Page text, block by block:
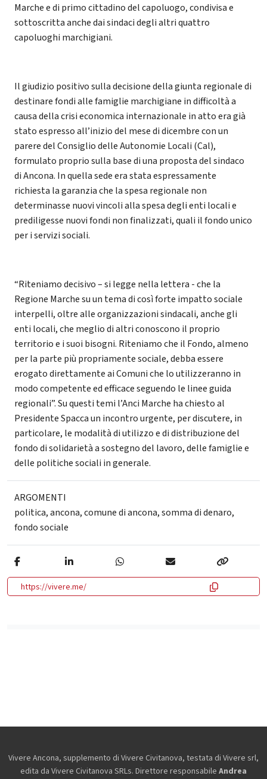
Marche e di primo cittadino del capoluogo, condivisa e
sottoscritta anche dai sindaci degli altri quattro
capoluoghi marchigiani.
Il giudizio positivo sulla decisione della giunta regionale di
destinare fondi alle famiglie marchigiane in difficoltà a
causa della crisi economica internazionale in atto era già
stato espresso all’inizio del mese di dicembre con un
parere del Consiglio delle Autonomie Locali (Cal),
formulato proprio sulla base di una proposta del sindaco
di Ancona. In quella sede era stata espressamente
richiesta la garanzia che la spesa regionale non
determinasse nuovi vincoli alla spesa degli enti locali e
prediligesse nuovi fondi non finalizzati, quali il fondo unico
per i servizi sociali.
“Riteniamo decisivo – si legge nella lettera - che la
Regione Marche su un tema di così forte impatto sociale
interpelli, oltre alle organizzazioni sindacali, anche gli
enti locali, che meglio di altri conoscono il proprio
territorio e i suoi bisogni. Riteniamo che il Fondo, almeno
per la parte più propriamente sociale, debba essere
erogato direttamente ai Comuni che lo utilizzeranno in
modo competente ed efficace seguendo le linee guida
regionali”. Su questi temi l’Anci Marche ha chiesto al
Presidente Spacca un incontro urgente, per discutere, in
particolare, le modalità di utilizzo e di distribuzione del
fondo di solidarietà a sostegno del lavoro, delle famiglie e
delle politiche sociali in generale.
ARGOMENTI
politica,ancona,comune di ancona,somma di denaro,
fondo sociale
https://vivere.me/
Vivere Ancona, supplemento di Vivere Civitanova, testata di Vivere srl,
edita da Vivere Civitanova SRLs. Direttore responsabile Andrea